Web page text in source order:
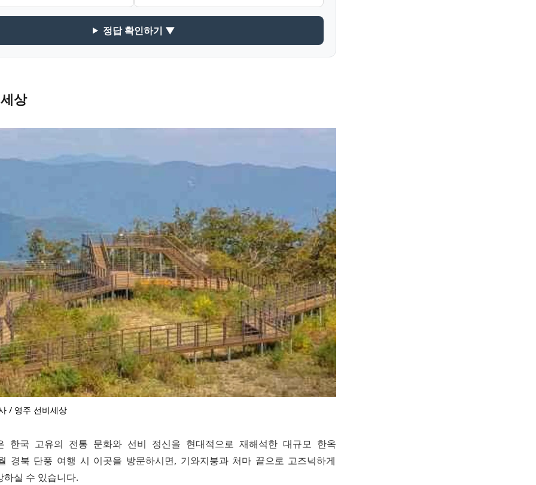
정답 확인하기 ▼
상
/ 영주 선비세상
한국 고유의 전통 문화와 선비 정신을 현대적으로 재해석한 대규모 한옥
경북 단풍 여행 시 이곳을 방문하시면, 기와지붕과 처마 끝으로 고즈넉하게
실 수 있습니다.